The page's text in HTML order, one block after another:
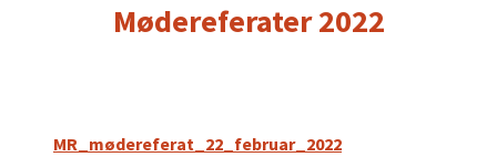
Mødereferater 2022
MR_mødereferat_22_februar_2022